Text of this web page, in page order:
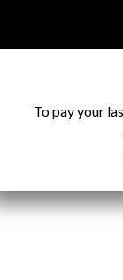
To pay your